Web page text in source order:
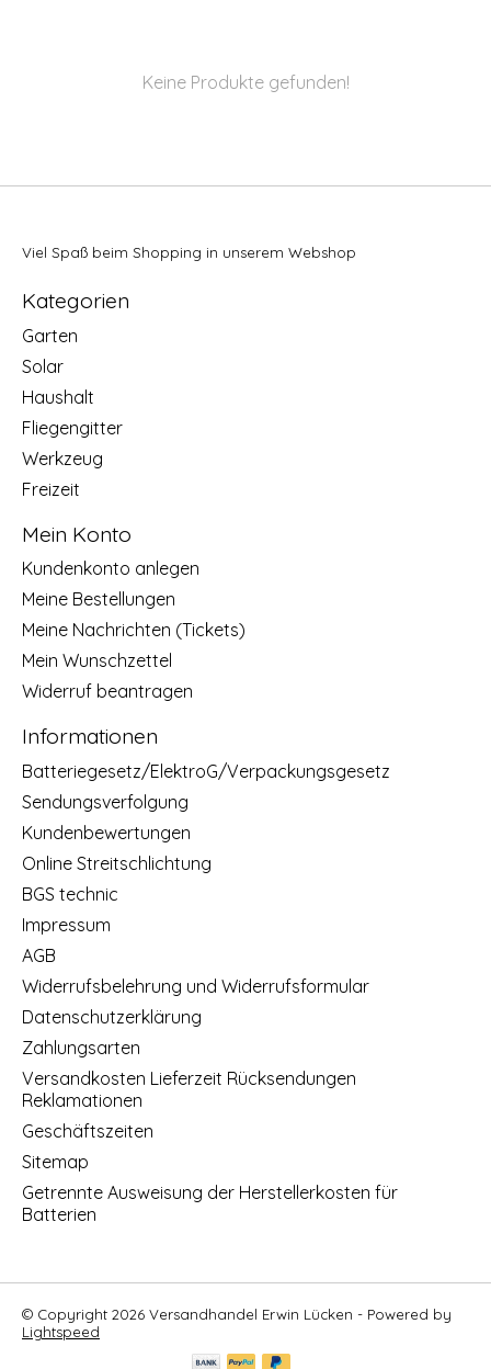
Keine Produkte gefunden!
Viel Spaß beim Shopping in unserem Webshop
Kategorien
Garten
Solar
Haushalt
Fliegengitter
Werkzeug
Freizeit
Mein Konto
Kundenkonto anlegen
Meine Bestellungen
Meine Nachrichten (Tickets)
Mein Wunschzettel
Widerruf beantragen
Informationen
Batteriegesetz/ElektroG/Verpackungsgesetz
Sendungsverfolgung
Kundenbewertungen
Online Streitschlichtung
BGS technic
Impressum
AGB
Widerrufsbelehrung und Widerrufsformular
Datenschutzerklärung
Zahlungsarten
Versandkosten Lieferzeit Rücksendungen
Reklamationen
Geschäftszeiten
Sitemap
Getrennte Ausweisung der Herstellerkosten für
Batterien
© Copyright 2026 Versandhandel Erwin Lücken - Powered by
Lightspeed